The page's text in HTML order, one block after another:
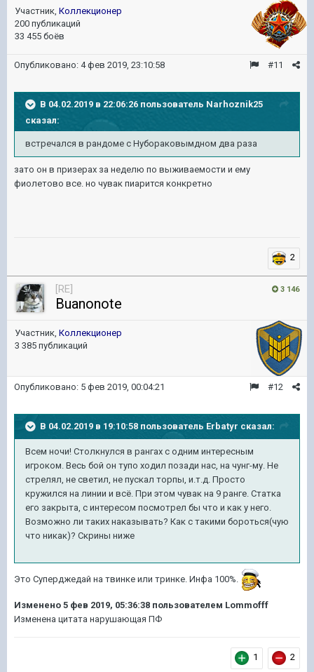
Участник, Коллекционер
200 публикаций
33 455 боёв
#11
Опубликовано: 4 фев 2019, 23:10:58
В 04.02.2019 в 22:06:26 пользователь Narhoznik25
сказал:
встречался в рандоме с Нубораковымдном два раза
зато он в призерах за неделю по выживаемости и ему
фиолетово все. но чувак пиарится конкретно
2
3 146
[RE]
Buanonote
Участник, Коллекционер
3 385 публикаций
#12
Опубликовано: 5 фев 2019, 00:04:21
В 04.02.2019 в 19:10:58 пользователь Erbatyr сказал:
Всем ночи! Столкнулся в рангах с одним интересным
игроком. Весь бой он тупо ходил позади нас, на чунг-му. Не
стрелял, не светил, не пускал торпы, и.т.д. Просто
кружился на линии и всё. При этом чувак на 9 ранге. Статка
его закрыта, с интересом посмотрел бы что и как у него.
Возможно ли таких наказывать? Как с такими бороться(чую
что никак)? Скрины ниже
Это Суперджедай на твинке или тринке. Инфа 100%.
Изменено 5 фев 2019, 05:36:38 пользователем Lommofff
Изменена цитата нарушающая ПФ
1 2